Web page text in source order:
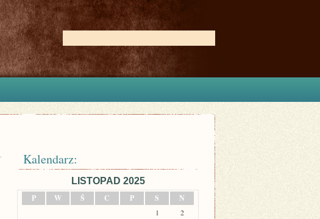
Kalendarz:
LISTOPAD 2025
P
W Ś C P S N
1
2